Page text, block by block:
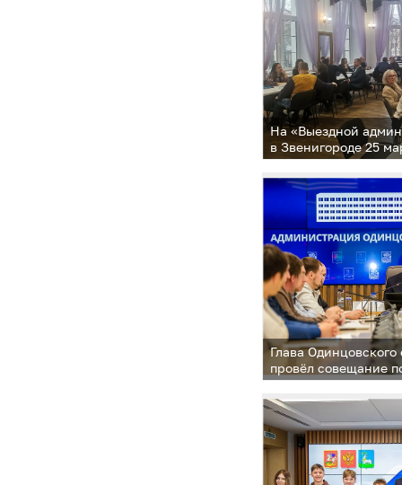
На «Выездной
в Звенигороде 25
обращения 98
Глава
провёл совещание
строительства